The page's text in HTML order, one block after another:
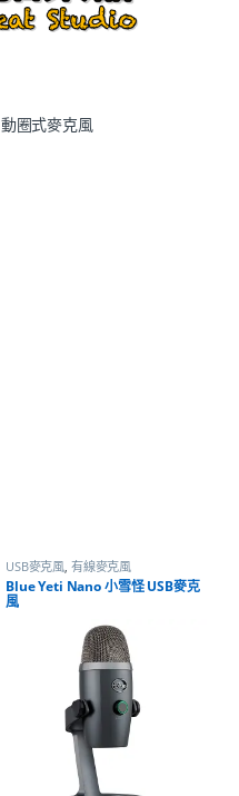
動圈式麥克風
USB麥克風 有線麥克風
Blue Yeti Nano 小雪怪 USB麥克
風